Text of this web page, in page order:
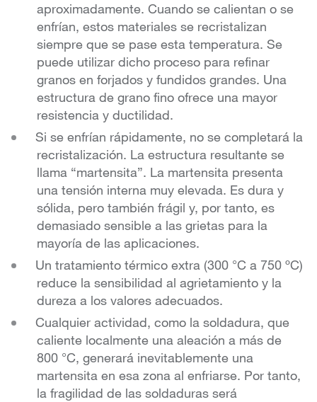
aproximadamente. Cuando se calientan o se
enfrían, estos materiales se recristalizan
siempre que se pase esta temperatura. Se
puede utilizar dicho proceso para refinar
granos en forjados y fundidos grandes. Una
estructura de grano fino ofrece una mayor
resistencia y ductilidad.
Si se enfrían rápidamente, no se completará la
recristalización. La estructura resultante se
llama “martensita”. La martensita presenta
una tensión interna muy elevada. Es dura y
sólida, pero también frágil y, por tanto, es
demasiado sensible a las grietas para la
mayoría de las aplicaciones.
Un tratamiento térmico extra (300 °C a 750 ºC)
reduce la sensibilidad al agrietamiento y la
dureza a los valores adecuados.
Cualquier actividad, como la soldadura, que
caliente localmente una aleación a más de
800 °C, generará inevitablemente una
martensita en esa zona al enfriarse. Por tanto,
la fragilidad de las soldaduras será